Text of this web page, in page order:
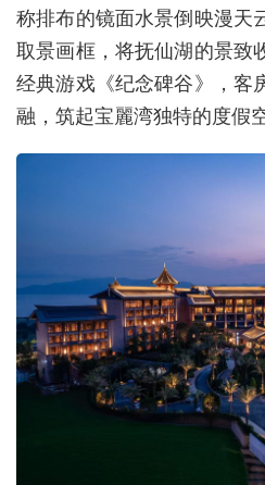
称排布的镜面水景倒映漫天
取景画框，将抚仙湖的景致
经典游戏《纪念碑⾕》，客
融，筑起宝麗湾独特的度假空